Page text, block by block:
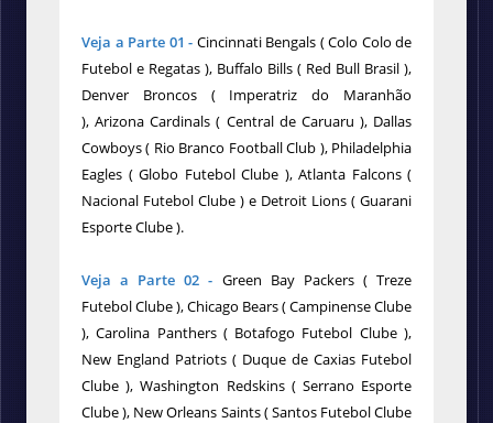
Veja a Parte 01 - Cincinnati Bengals ( Colo Colo de
Futebol e Regatas ), Buffalo Bills ( Red Bull Brasil ),
Denver Broncos ( Imperatriz do Maranhão
), Arizona Cardinals ( Central de Caruaru ), Dallas
Cowboys ( Rio Branco Football Club ), Philadelphia
Eagles ( Globo Futebol Clube ), Atlanta Falcons (
Nacional Futebol Clube ) e Detroit Lions ( Guarani
Esporte Clube ).
Veja a Parte 02 - Green Bay Packers ( Treze
Futebol Clube ), Chicago Bears ( Campinense Clube
), Carolina Panthers ( Botafogo Futebol Clube ),
New England Patriots ( Duque de Caxias Futebol
Clube ), Washington Redskins ( Serrano Esporte
Clube ), New Orleans Saints ( Santos Futebol Clube